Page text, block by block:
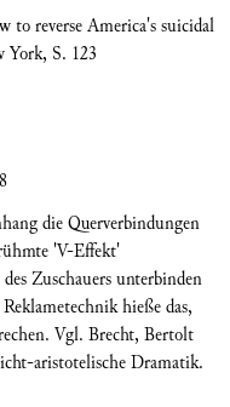
reverse America's suicidal
York, S. 123
die Querverbindungen
'V-Effekt'
Zuschauers unterbinden
hieße das,
Vgl. Brecht, Bertolt
aristotelische Dramatik.